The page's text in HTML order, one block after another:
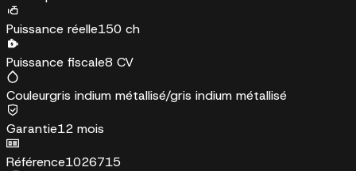
Puissance réelle150 ch
Puissance fiscale8 CV
Couleurgris indium métallisé/gris indium métallisé
Garantie12 mois
Référence1026715